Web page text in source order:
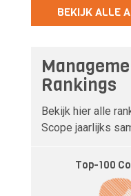
BEKIJK ALLE
Rankings
Bekijk hier alle
Scope jaarlijks
Top-100